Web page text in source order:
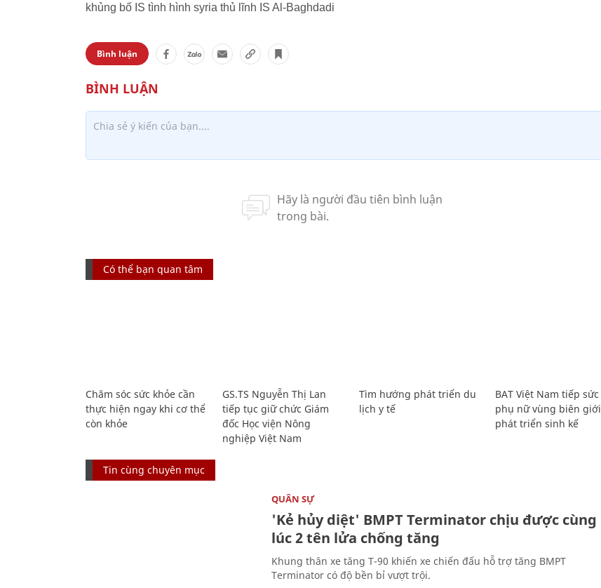
khủng bố IS tình hình syria thủ lĩnh IS Al-Baghdadi
Bình luận
Có thể bạn quan tâm
Chăm sóc sức khỏe cần
thực hiện ngay khi cơ thể
còn khỏe
GS.TS Nguyễn Thị Lan
tiếp tục giữ chức Giám
đốc Học viện Nông
nghiệp Việt Nam
Tìm hướng phát triển du
lịch y tế
BAT Việt Nam tiếp sức
phụ nữ vùng biên giới
phát triển sinh kế
Tin cùng chuyên mục
QUÂN SỰ
'Kẻ hủy diệt' BMPT Terminator chịu được cùng
lúc 2 tên lửa chống tăng
Khung thân xe tăng T-90 khiến xe chiến đấu hỗ trợ tăng BMPT
Terminator có độ bền bỉ vượt trội.